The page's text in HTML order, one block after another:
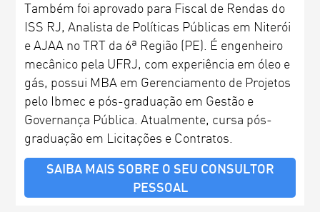
Também foi aprovado para Fiscal de Rendas do
ISS RJ, Analista de Políticas Públicas em Niterói
e AJAA no TRT da 6ª Região (PE). É engenheiro
mecânico pela UFRJ, com experiência em óleo e
gás, possui MBA em Gerenciamento de Projetos
pelo Ibmec e pós-graduação em Gestão e
Governança Pública. Atualmente, cursa pós-
graduação em Licitações e Contratos.
SAIBA MAIS SOBRE O SEU CONSULTOR
PESSOAL